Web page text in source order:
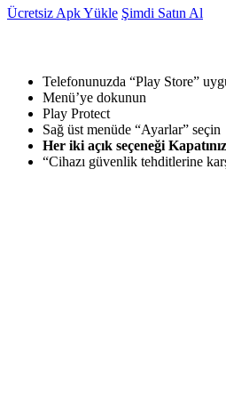
Ücretsiz Apk Yükle Şimdi Satın Al
Telefonunuzda “Play Store”
Menü’ye dokunun
Play Protect
Sağ üst menüde “Ayarlar” seçin
Her iki açık seçeneği
“Cihazı güvenlik tehditlerine